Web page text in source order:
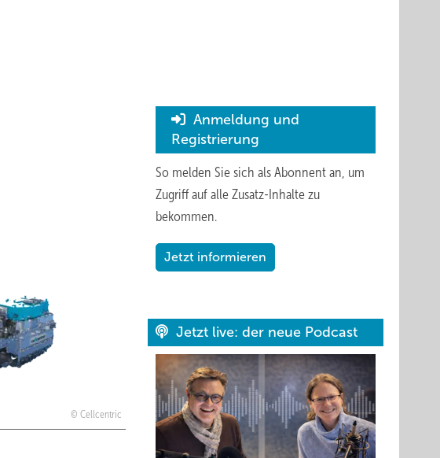
Cellcentric
Anmeldung und
Registrierung
So melden Sie sich als Abonnent an, um
Zugriff auf alle Zusatz-Inhalte zu
bekommen.
Jetzt informieren
Jetzt live: der neue Podcast